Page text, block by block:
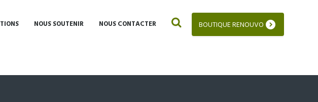
BOUTIQUE RENOUVO
NOUS SOUTENIR NOUS CONTACTER